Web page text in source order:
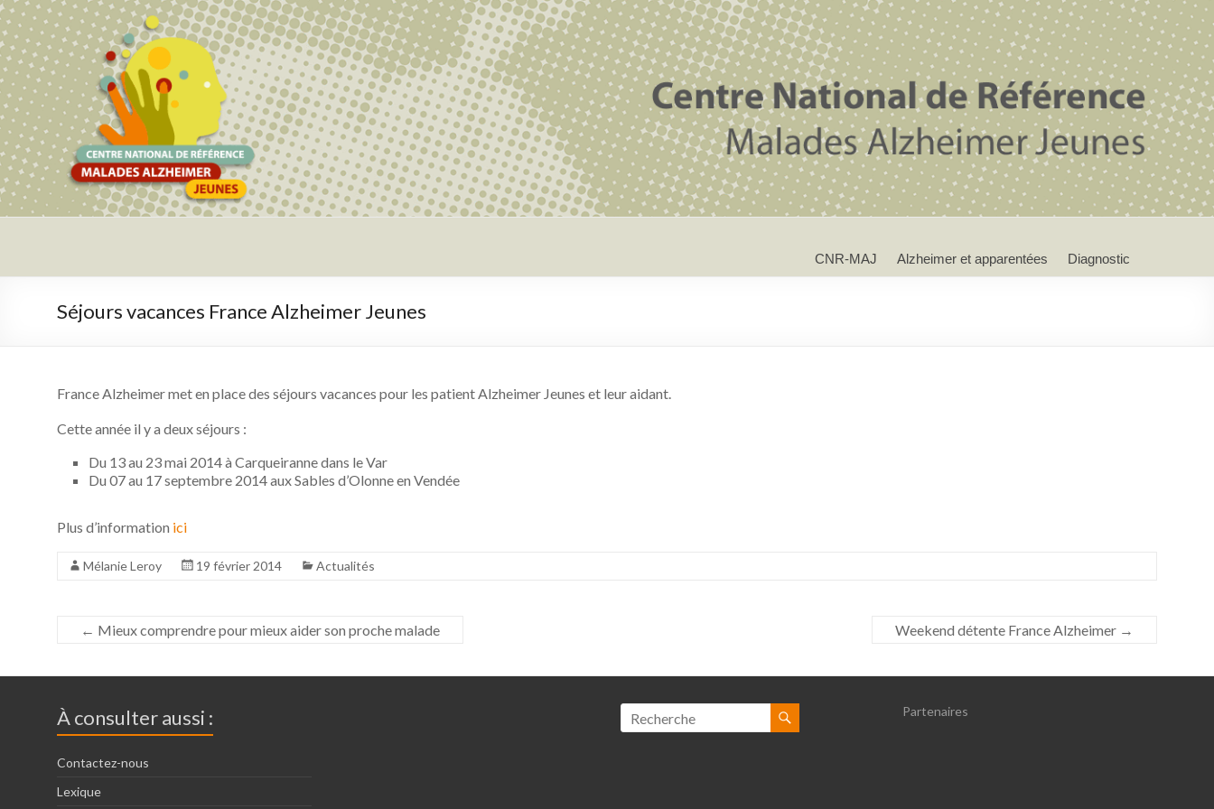
CNR-MAJ Alzheimer et apparentées Diagnostic
Séjours vacances France Alzheimer Jeunes
France Alzheimer met en place des séjours vacances pour les patient Alzheimer Jeunes et leur aidant.
Cette année il y a deux séjours :
Du 13 au 23 mai 2014 à Carqueiranne dans le Var
Du 07 au 17 septembre 2014 aux Sables d’Olonne en Vendée
Plus d’information ici
Mélanie Leroy 19 février 2014 Actualités
← Mieux comprendre pour mieux aider son proche malade Weekend détente France Alzheimer →
À consulter aussi :
Contactez-nous
Lexique
Partenaires